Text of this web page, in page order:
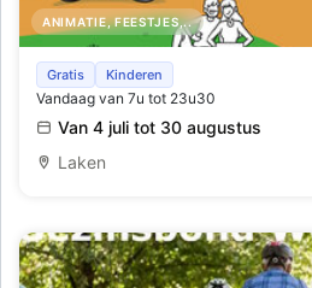
ANIMATIE, FEESTJES,..
Ontdek deze zomer Parkway ! ☀️
Gratis Kinderen
Vandaag van 7u tot 23u30
Van 4 juli tot 30 augustus
Laken